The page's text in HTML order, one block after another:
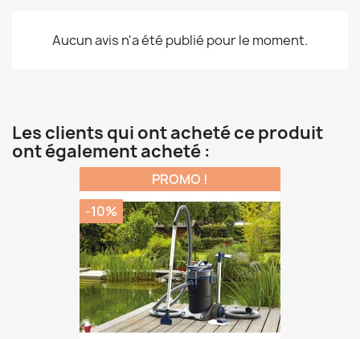
Aucun avis n'a été publié pour le moment.
Les clients qui ont acheté ce produit
ont également acheté :
PROMO !
-10%